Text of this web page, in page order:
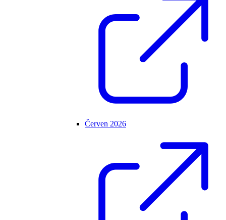
Červen 2026